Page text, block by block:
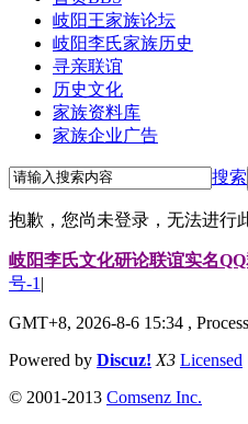
岐阳王家族论坛
岐阳李氏家族历史
寻亲联谊
历史文化
家族资料库
家族企业广告
搜索
抱歉，您尚未登录，无法进行
岐阳李氏文化研论联谊实名QQ
号-1 |
GMT+8, 2026-8-6 15:34 ,
Powered by Discuz! X3 Licensed
© 2001-2013 Comsenz Inc.